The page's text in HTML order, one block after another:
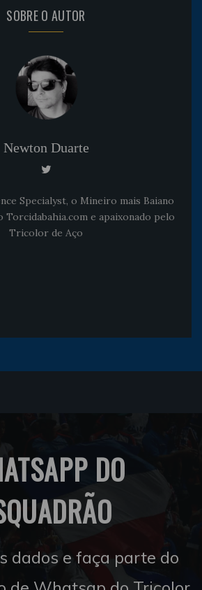
SOBRE O AUTOR
Newton Duarte
Specialyst, o Mineiro mais Baiano
Torcidabahia.com e apaixonado pelo
Tricolor de Aço
DO
dados e faça parte do